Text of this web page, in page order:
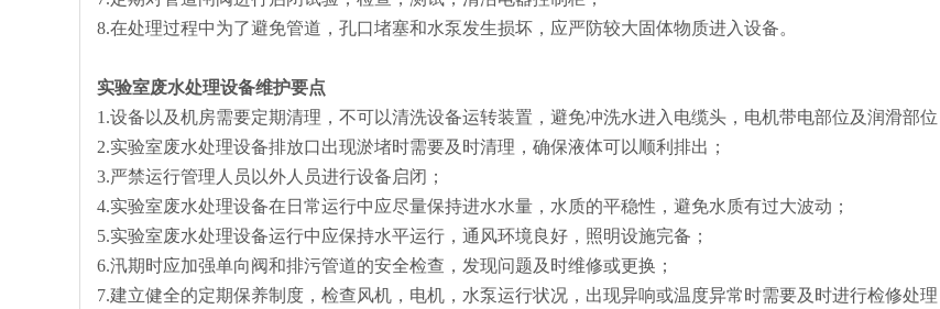
8.在处理过程中为了避免管道，孔口堵塞和水泵发生损坏，应严防较大固体物质进入设备。
实验室废水处理设备维护要点
1.设备以及机房需要定期清理，不可以清洗设备运转装置，避免冲洗水进入电缆头，电机带电部位及润滑部位
2.实验室废水处理设备排放口出现淤堵时需要及时清理，确保液体可以顺利排出；
3.严禁运行管理人员以外人员进行设备启闭；
4.实验室废水处理设备在日常运行中应尽量保持进水水量，水质的平稳性，避免水质有过大波动；
5.实验室废水处理设备运行中应保持水平运行，通风环境良好，照明设施完备；
6.汛期时应加强单向阀和排污管道的安全检查，发现问题及时维修或更换；
7.建立健全的定期保养制度，检查风机，电机，水泵运行状况，出现异响或温度异常时需要及时进行检修处理